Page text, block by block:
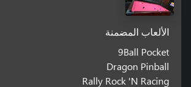
الألعاب المضمنة
9Ball Pocket
Dragon Pinball
Rally Rock 'N Racing